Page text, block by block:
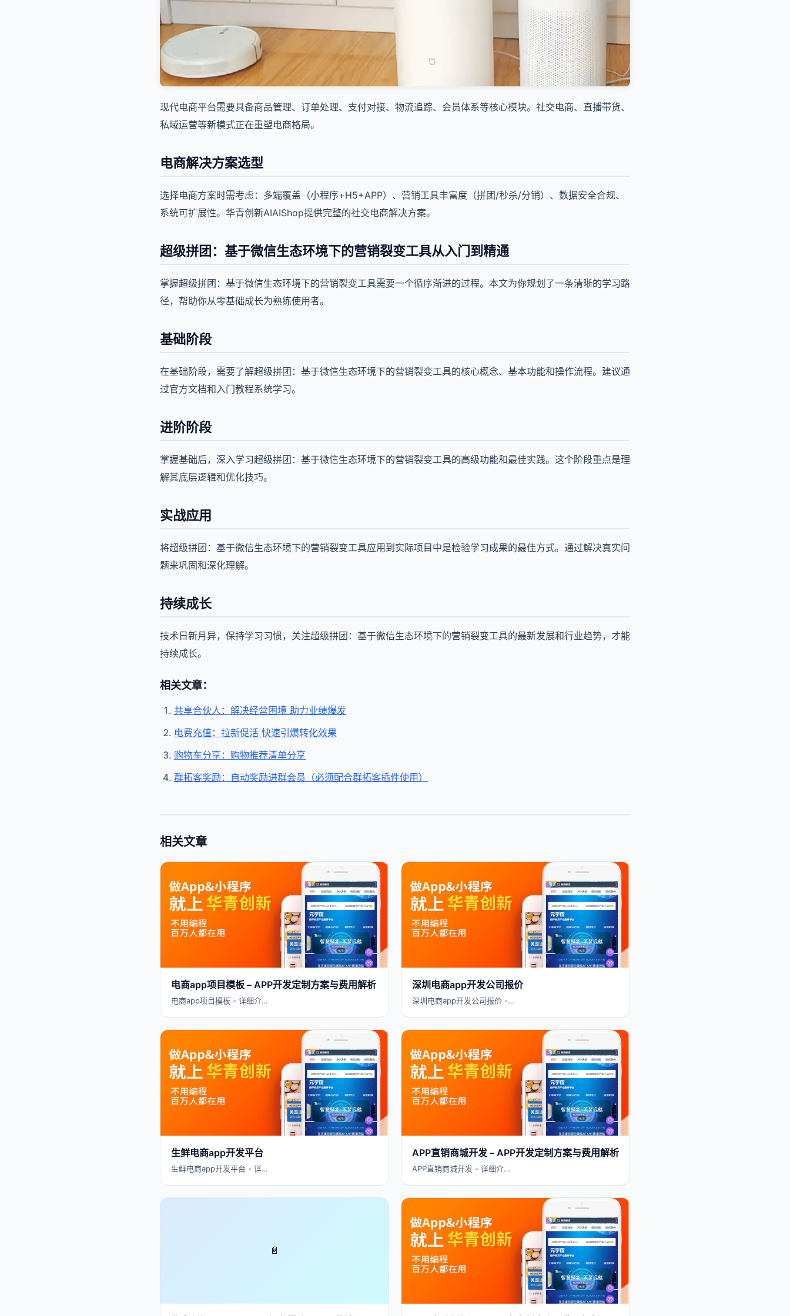
现代电商平台需要具备商品管理、订单处理、支付对接、物流追踪、会员体系等核心模块。社交电商、直播带货、
私域运营等新模式正在重塑电商格局。
电商解决方案选型
选择电商方案时需考虑：多端覆盖（小程序+H5+APP）、营销工具丰富度（拼团/秒杀/分销）、数据安全合规、
系统可扩展性。华青创新AIAIShop提供完整的社交电商解决方案。
超级拼团：基于微信生态环境下的营销裂变工具从入门到精通
掌握超级拼团：基于微信生态环境下的营销裂变工具需要一个循序渐进的过程。本文为你规划了一条清晰的学习路
径，帮助你从零基础成长为熟练使用者。
基础阶段
在基础阶段，需要了解超级拼团：基于微信生态环境下的营销裂变工具的核心概念、基本功能和操作流程。建议通
过官方文档和入门教程系统学习。
进阶阶段
掌握基础后，深入学习超级拼团：基于微信生态环境下的营销裂变工具的高级功能和最佳实践。这个阶段重点是理
解其底层逻辑和优化技巧。
实战应用
将超级拼团：基于微信生态环境下的营销裂变工具应用到实际项目中是检验学习成果的最佳方式。通过解决真实问
题来巩固和深化理解。
持续成长
技术日新月异，保持学习习惯，关注超级拼团：基于微信生态环境下的营销裂变工具的最新发展和行业趋势，才能
持续成长。
相关文章：
共享合伙人：解决经营困境 助力业绩爆发
电费充值：拉新促活 快速引爆转化效果
购物车分享：购物推荐清单分享
群拓客奖励：自动奖励进群会员（必须配合群拓客插件使用）
相关文章
电商app项目模板 – APP开发定制方案与费用解析
电商app项目模板 - 详细介…
深圳电商app开发公司报价
深圳电商app开发公司报价 -…
生鲜电商app开发平台
生鲜电商app开发平台 - 详…
APP直销商城开发 – APP开发定制方案与费用解析
APP直销商城开发 - 详细介…
📄